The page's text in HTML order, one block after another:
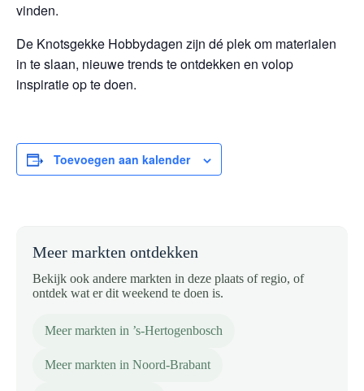
vinden.
De Knotsgekke Hobbydagen zijn dé plek om materialen
in te slaan, nieuwe trends te ontdekken en volop
inspiratie op te doen.
Toevoegen aan kalender
Meer markten ontdekken
Bekijk ook andere markten in deze plaats of regio, of
ontdek wat er dit weekend te doen is.
Meer markten in ’s-Hertogenbosch
Meer markten in Noord-Brabant